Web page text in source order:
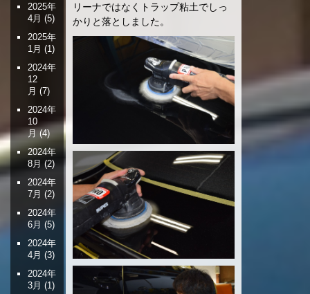
リーナではなくトラップ粘土でしっ
かりと落としました。
2025年
4月 (5)
2025年
1月 (1)
2024年
12
月 (7)
2024年
10
月(4)
2024年
8月 (2)
2024年
7月 (2)
2024年
6月 (5)
2024年
4月 (3)
2024年
3月 (1)